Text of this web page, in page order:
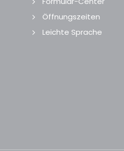
Öffnungszeiten
Leichte Sprache